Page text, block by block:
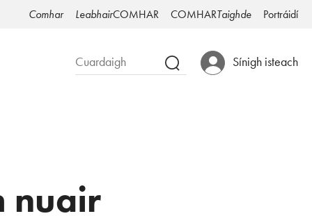
Comhar LeabhairCOMHAR COMHARTaighde Portráidí
Sínigh isteach
nuair